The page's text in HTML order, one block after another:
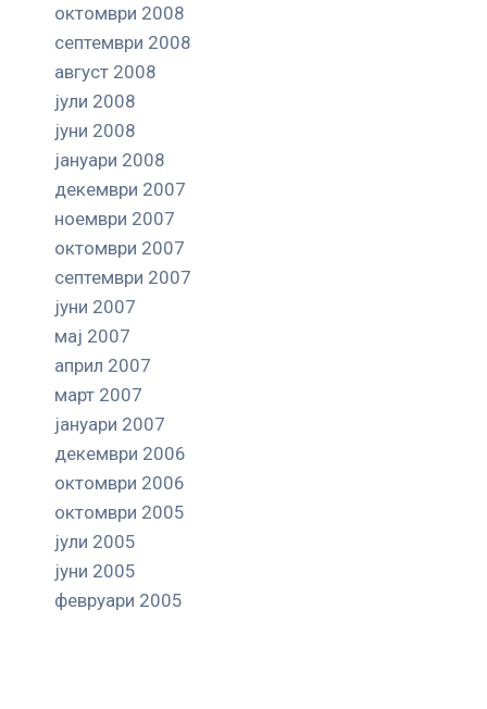
октомври 2008
септември 2008
август 2008
јули 2008
јуни 2008
јануари 2008
декември 2007
ноември 2007
октомври 2007
септември 2007
јуни 2007
мај 2007
април 2007
март 2007
јануари 2007
декември 2006
октомври 2006
октомври 2005
јули 2005
јуни 2005
февруари 2005